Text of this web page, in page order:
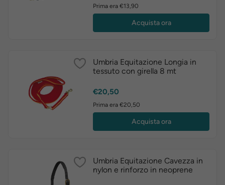
Prima era €13,90
Acquista ora
Umbria Equitazione Longia in
tessuto con girella 8 mt
Prezzo
€20,50
Prima era €20,50
Acquista ora
Umbria Equitazione Cavezza in
nylon e rinforzo in neoprene